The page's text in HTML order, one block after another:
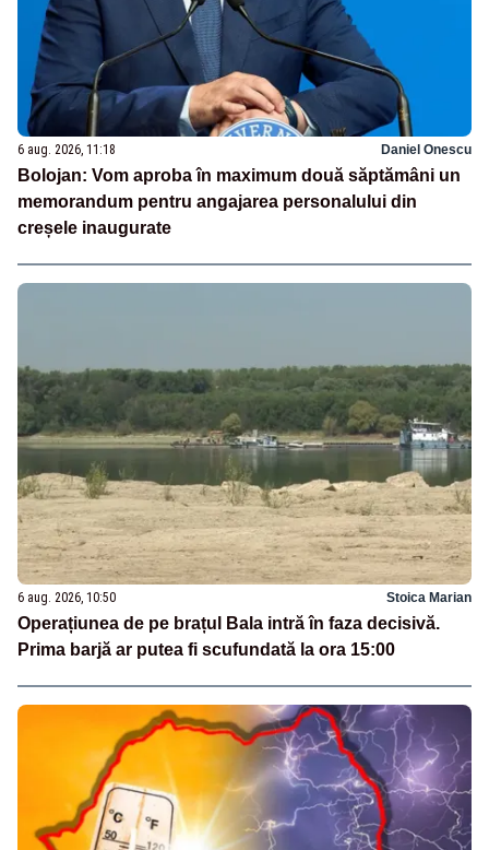
6 aug. 2026, 11:18 Daniel Onescu
Bolojan: Vom aproba în maximum două săptămâni un
memorandum pentru angajarea personalului din
creșele inaugurate
6 aug. 2026, 10:50 Stoica Marian
Operațiunea de pe brațul Bala intră în faza decisivă.
Prima barjă ar putea fi scufundată la ora 15:00